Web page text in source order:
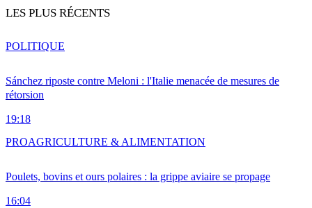
LES PLUS RÉCENTS
Sánchez riposte contre Meloni : l'Italie menacée de mesures de
rétorsion
19:18
POLITIQUE
Poulets, bovins et ours polaires : la grippe aviaire se propage
16:04
PROAGRICULTURE & ALIMENTATION